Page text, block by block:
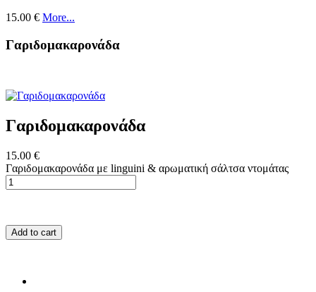
15.00 € More...
Γαριδομακαρονάδα
Γαριδομακαρονάδα
15.00 €
Γαριδομακαρονάδα με linguini & αρωματική σάλτσα ντομάτας
Add to cart